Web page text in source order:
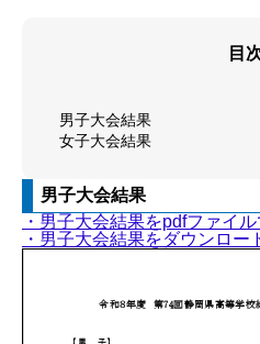
目
男子大会結果
女子大会結果
男子大会結果
・男子大会結果をpdfファイル
・男子大会結果をダウンロー